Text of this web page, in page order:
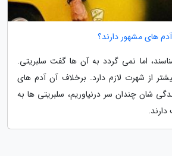
های مشهور دارند؟
اما نمی گردد به آن ها گفت سلبریتی.
از شهرت لازم دارد. برخلاف آن آدم های
شان چندان سر درنیاوریم، سلبریتی ها به